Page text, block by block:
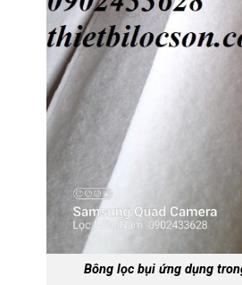
Bông lọc bụi ứng dụng